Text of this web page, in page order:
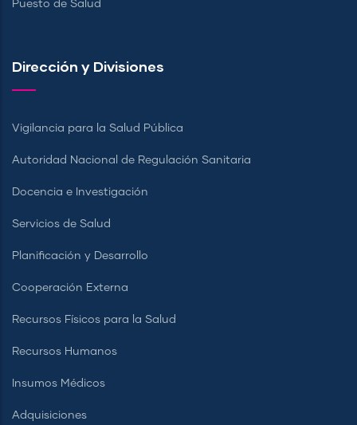
Puesto de Salud
Dirección y Divisiones
Vigilancia para la Salud Pública
Autoridad Nacional de Regulación Sanitaria
Docencia e Investigación
Servicios de Salud
Planificación y Desarrollo
Cooperación Externa
Recursos Físicos para la Salud
Recursos Humanos
Insumos Médicos
Adquisiciones